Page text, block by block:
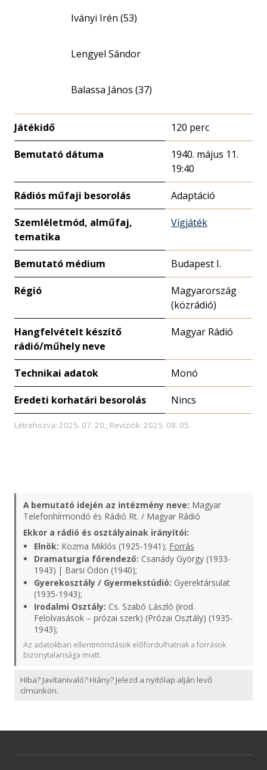
Iványi Irén (53)
Lengyel Sándor
Balassa János (37)
Játékidő 120 perc
Bemutató dátuma
1940. május 11.
19:40
Rádiós műfaji besorolás Adaptáció
Szemléletmód, alműfaj,
tematika
Vígjáték
Bemutató médium Budapest I.
Régió
Magyarország
(közrádió)
Hangfelvételt készítő
rádió/műhely neve
Magyar Rádió
Technikai adatok Monó
Eredeti korhatári besorolás Nincs
Létrehozva: 2025. 07. 20.; Revíziók: 2025. 08. 05.
A bemutató idején az intézmény neve: Magyar
Telefonhírmondó és Rádió Rt. / Magyar Rádió
Ekkor a rádió és osztályainak irányítói:
Elnök: Kozma Miklós (1925-1941); Forrás
Dramaturgia főrendező: Csanády György (1933-
1943) | Barsi Ödön (1940);
Gyerekosztály / Gyermekstúdió: Gyerektársulat
(1935-1943);
Irodalmi Osztály: Cs. Szabó László (irod.
Felolvasások – prózai szerk) (Prózai Osztály) (1935-
1943);
Az adatokban ellentmondások előfordulhatnak a források
bizonytalansága miatt.
Hiba? Javítanivaló? Hiány? Jelezd a nyitólap alján levő
címünkön.